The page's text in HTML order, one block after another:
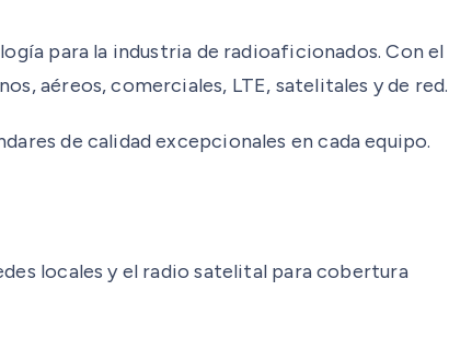
para la industria de radioaficionados. Con el
aéreos, comerciales, LTE, satelitales y de red.
de calidad excepcionales en cada equipo.
locales y el radio satelital para cobertura